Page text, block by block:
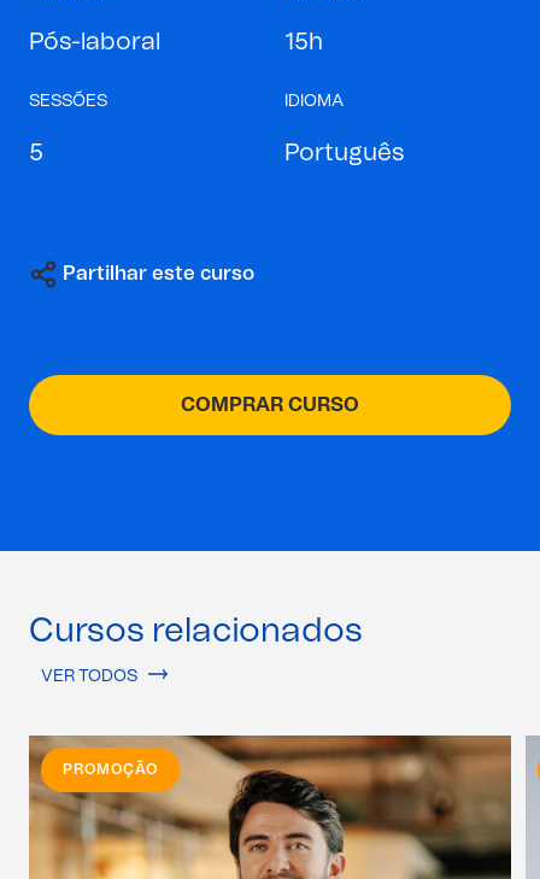
Pós-laboral 15h
SESSÕES
5
IDIOMA
Português
Partilhar este curso
COMPRAR CURSO
Cursos relacionados
VER TODOS
PROMOÇÃO